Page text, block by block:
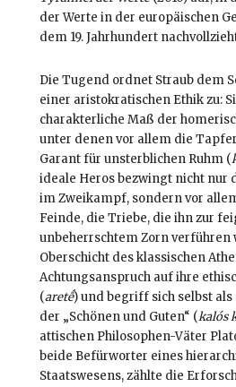
der Werte in der europäischen
dem 19. Jahrhundert
Die Tugend ordnet Straub dem
einer aristokratischen Ethik zu:
charakterliche Maß der
unter denen vor allem die
Garant für unsterblichen Ruhm (
ideale Heros bezwingt nicht nur
im Zweikampf, sondern vor
Feinde, die Triebe, die ihn zur
unbeherrschtem Zorn verführen
Oberschicht des klassischen
Achtungsanspruch auf ihre
(aretḗ) und begriff sich selbst
der „Schönen und Guten“ (kalós
attischen Philosophen-Väter
beide Befürworter eines
Staatswesens, zählte die